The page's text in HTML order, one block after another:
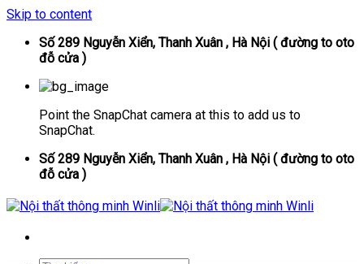
Skip to content
Số 289 Nguyễn Xiển, Thanh Xuân , Hà Nội ( đường to oto
đỗ cửa )
Point the SnapChat camera at this to add us to
SnapChat.
Số 289 Nguyễn Xiển, Thanh Xuân , Hà Nội ( đường to oto
đỗ cửa )